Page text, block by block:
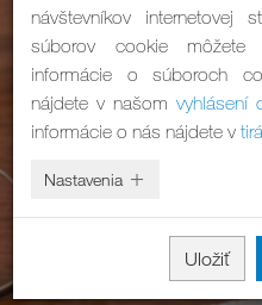
návštevníkov internetovej
súborov cookie môžete
informácie o súboroch
nájdete v našom vyhlásení
informácie o nás nájdete v
Nastavenia
Uložiť